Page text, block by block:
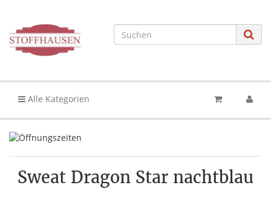
Alle Kategorien
Sweat Dragon Star nachtblau